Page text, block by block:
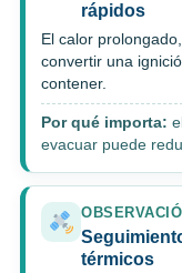
rápidos
El calor
convertir una
contener.
Por qué importa:
evacuar puede
térmicos